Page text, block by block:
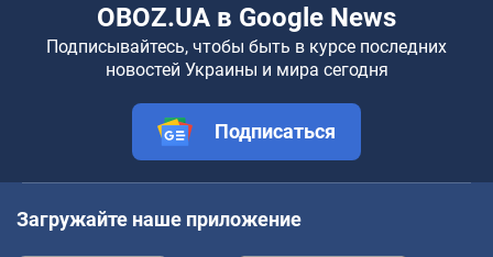
OBOZ.UA в Google News
Подписывайтесь, чтобы быть в курсе последних
новостей Украины и мира сегодня
Подписаться
Загружайте наше приложение